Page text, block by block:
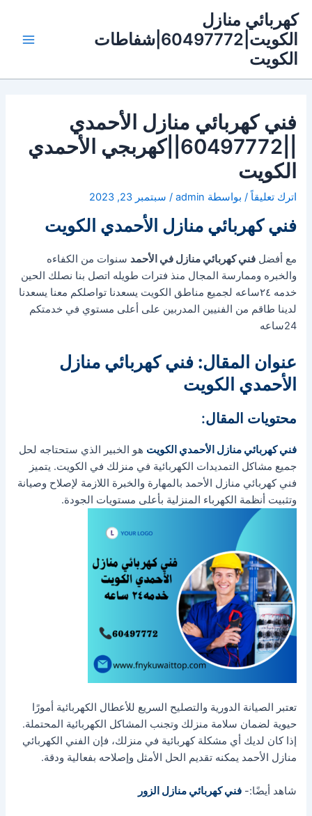
المحتوى
كهربائي منازل
الكويت|60497772|شفاطات
الكويت
فني كهربائي منازل الأحمدي
||60497772||كهربجي الأحمدي
الكويت
اترك تعليقاً / بواسطة admin
/ سبتمبر 23, 2023
فني كهربائي منازل الأحمدي الكويت
مع أفضلفني كهربائي منازل في الأحمد سنوات من الكفاءه
والخبره وممارسة المجال منذ فترات طويله اتصل بنا نصلك الحين
خدمه ٢٤ساعه لجميع مناطق الكويت يسعدنا تواصلكم معنا يسعدنا
لدينا طاقم من الفنيين المدربين على أعلى مستوي في خدمتكم
24ساعه
عنوان المقال: فني كهربائي منازل
الأحمدي الكويت
محتويات المقال:
فني كهربائي منازل الأحمدي الكويت هو الخبير الذي ستحتاجه لحل
جميع مشاكل التمديدات الكهربائية في منزلك في الكويت. يتميز
فني كهربائي منازل الأحمد بالمهارة والخبرة اللازمة لإصلاح وصيانة
وتثبيت أنظمة الكهرباء المنزلية بأعلى مستويات الجودة.
تعتبر الصيانة الدورية والتصليح السريع للأعطال الكهربائية أمورًا
حيوية لضمان سلامة منزلك وتجنب المشاكل الكهربائية المحتملة.
إذا كان لديك أي مشكلة كهربائية في منزلك، فإن الفني الكهربائي
منازل الأحمد يمكنه تقديم الحل الأمثل وإصلاحه بفعالية ودقة.
شاهد أيضًا:-فني كهربائي منازل الزور